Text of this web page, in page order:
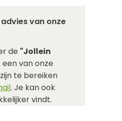
van onze
de "Jollein
van onze
te bereiken
. Je kan ook
vindt.